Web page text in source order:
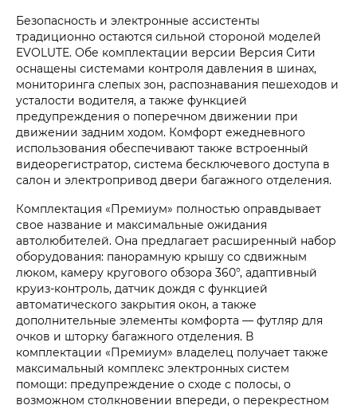
Безопасность и электронные ассистенты
традиционно остаются сильной стороной моделей
EVOLUTE. Обе комплектации версии Версия Сити
оснащены системами контроля давления в шинах,
мониторинга слепых зон, распознавания пешеходов и
усталости водителя, а также функцией
предупреждения о поперечном движении при
движении задним ходом. Комфорт ежедневного
использования обеспечивают также встроенный
видеорегистратор, система бесключевого доступа в
салон и электропривод двери багажного отделения.
Комплектация «Премиум» полностью оправдывает
свое название и максимальные ожидания
автолюбителей. Она предлагает расширенный набор
оборудования: панорамную крышу со сдвижным
люком, камеру кругового обзора 360°, адаптивный
круиз-контроль, датчик дождя с функцией
автоматического закрытия окон, а также
дополнительные элементы комфорта — футляр для
очков и шторку багажного отделения. В
комплектации «Премиум» владелец получает также
максимальный комплекс электронных систем
помощи: предупреждение о сходе с полосы, о
возможном столкновении впереди, о перекрестном